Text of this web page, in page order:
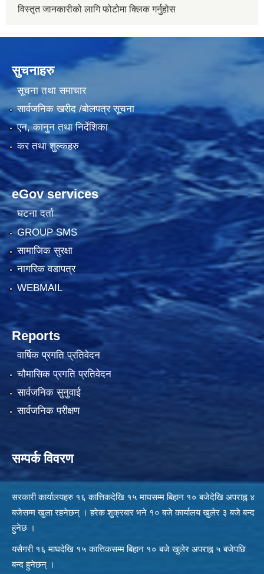
विस्तृत जानकारीको लागि फोटोमा क्लिक गर्नुहोस
सुचनाहरु
सूचना तथा समाचार
सार्वजनिक खरीद /बोलपत्र सूचना
एन, कानुन तथा निर्देशिका
कर तथा शुल्कहरु
eGov services
घटना दर्ता
GROUP SMS
सामाजिक सुरक्षा
नागरिक वडापत्र
WEBMAIL
Reports
वार्षिक प्रगति प्रतिवेदन
चौमासिक प्रगति प्रतिवेदन
सार्वजनिक सुनुवाई
सार्वजनिक परीक्षण
सम्पर्क विवरण
सरकारी कार्यालयहरु १६ कात्तिकदेखि १५ माघसम्म बिहान १० बजेदेखि अपराह्न ४
बजेसम्म खुला रहनेछन् । हरेक शुक्रबार भने १० बजे कार्यालय खुलेर ३ बजे बन्द
हुनेछ ।
यसैगरी १६ माघदेखि १५ कात्तिकसम्म बिहान १० बजे खुलेर अपराह्न ५ बजेपछि
बन्द हुनेछन् ।